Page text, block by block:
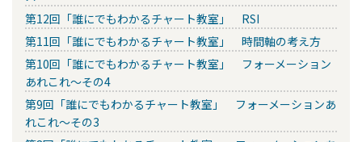
第12回「誰にでもわかるチャート教室」 RSI
第11回「誰にでもわかるチャート教室」 時間軸の考え方
第10回「誰にでもわかるチャート教室」 フォーメーション
あれこれ～その4
第9回「誰にでもわかるチャート教室」 フォーメーションあ
れこれ～その3